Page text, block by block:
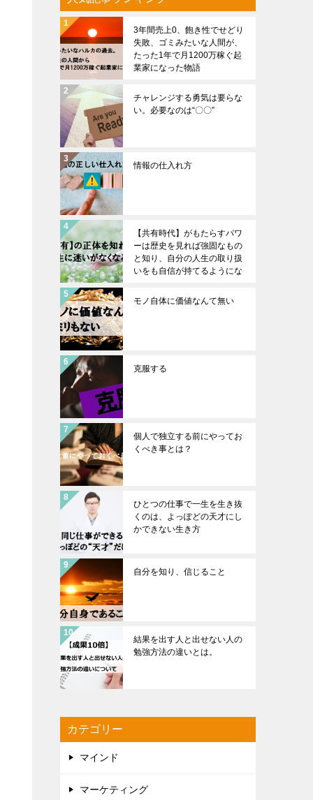
3年間売上0、飽き性でせどり
失敗、ゴミみたいな人間が、
たった1年で月1200万稼ぐ起
業家になった物語
チャレンジする勇気は要らな
い。必要なのは“〇〇”
情報の仕入れ方
【共有時代】がもたらすパワ
ーは歴史を見れば強固なもの
と知り、自分の人生の取り扱
いをも自信が持てるようにな
話。
モノ自体に価値なんて無い
克服する
個人で独立する前にやってお
くべき事とは？
ひとつの仕事で一生を生き抜
くのは、よっぽどの天才にし
かできない生き方
自分を知り、信じること
結果を出す人と出せない人の
勉強方法の違いとは。
カテゴリー
マインド
マーケティング